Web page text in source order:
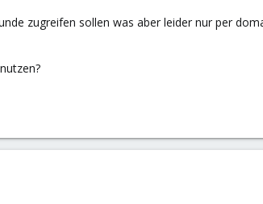
zugreifen sollen was aber leider nur per